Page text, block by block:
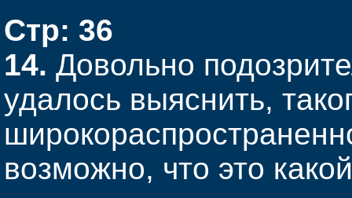
Стр: 36
14. Довольно
удалось выяснить,
возможно, что это